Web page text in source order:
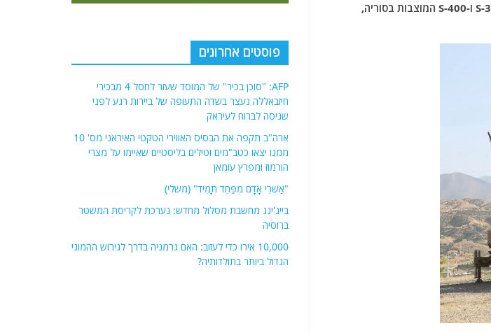
מהסוכנות האיראנית נמסר כי "התקיפות הרצופות, וכישלון מערכות ההגנה הרוסיות S-300 ו-S-400 המוצבות בסוריה,
פוסטים אחרונים
AFP: "סוכן בכיר" של המוסד שעזר לחסל 4 מבכירי
חיזבאללה נעצר בשדה התעופה של ביירות רגע לפני
שניסה לברוח לעיראק
ארה"ב תקפה את הבסיס האווירי הטקטי האיראני מס' 10
ממנו יצאו כטב"מים וטילים בליסטיים שאיימו על מצרי
הורמוז ומפרץ עומאן
"אַשְׁרֵי אָדָם מְפַחֵד תָּמִיד" (משלי)
בייג'ינג מחשבת מסלול מחדש: נערכת לקריסת המשטר
ברוסיה
10,000 אירו כדי לעזוב: האם גרמניה בדרך לגירוש ההמוני
הגדול ביותר בתולדותיה?